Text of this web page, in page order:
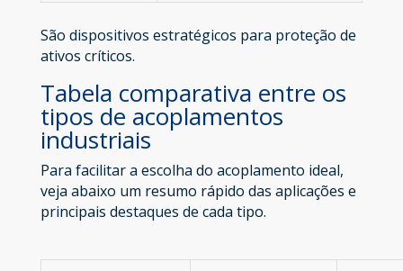
São dispositivos estratégicos para proteção de
ativos críticos.
Tabela comparativa entre os
tipos de acoplamentos
industriais
Para facilitar a escolha do acoplamento ideal,
veja abaixo um resumo rápido das aplicações e
principais destaques de cada tipo.